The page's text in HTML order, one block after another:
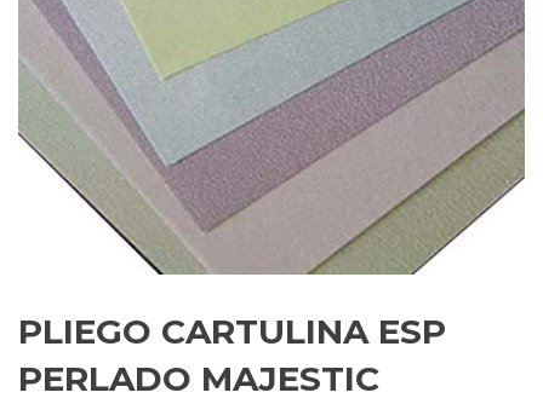
PLIEGO CARTULINA ESP
PERLADO MAJESTIC